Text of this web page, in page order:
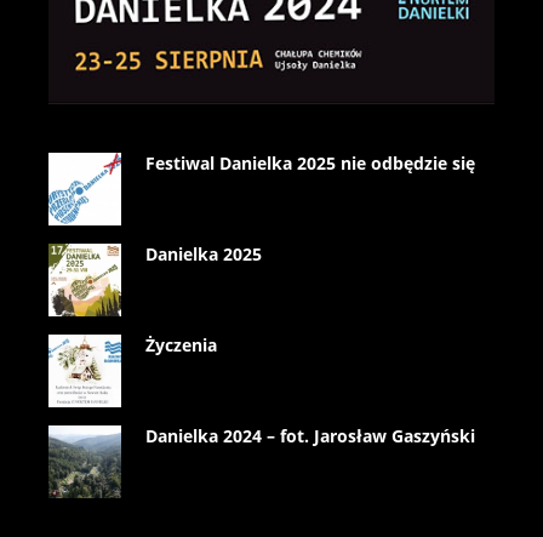
Festiwal Danielka 2025 nie odbędzie się
Danielka 2025
Życzenia
Danielka 2024 – fot. Jarosław Gaszyński